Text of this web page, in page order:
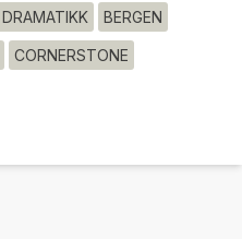
DRAMATIKK BERGEN
CORNERSTONE